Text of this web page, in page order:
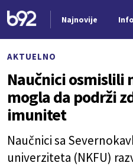
Najnovije Info
AKTUELNO
Naučnici osmislili
mogla da podrži
imunitet
Naučnici sa
univerziteta (NKFU)